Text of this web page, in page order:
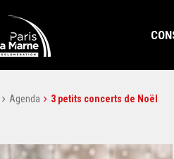
Agenda 3 petits concerts de Noël